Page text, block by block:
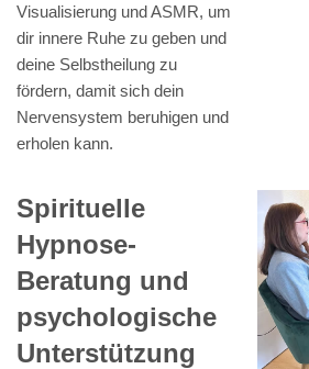
Visualisierung und ASMR, um
dir innere Ruhe zu geben und
deine Selbstheilung zu
fördern, damit sich dein
Nervensystem beruhigen und
erholen kann.
Spirituelle
Hypnose-
Beratung und
psychologische
Unterstützung